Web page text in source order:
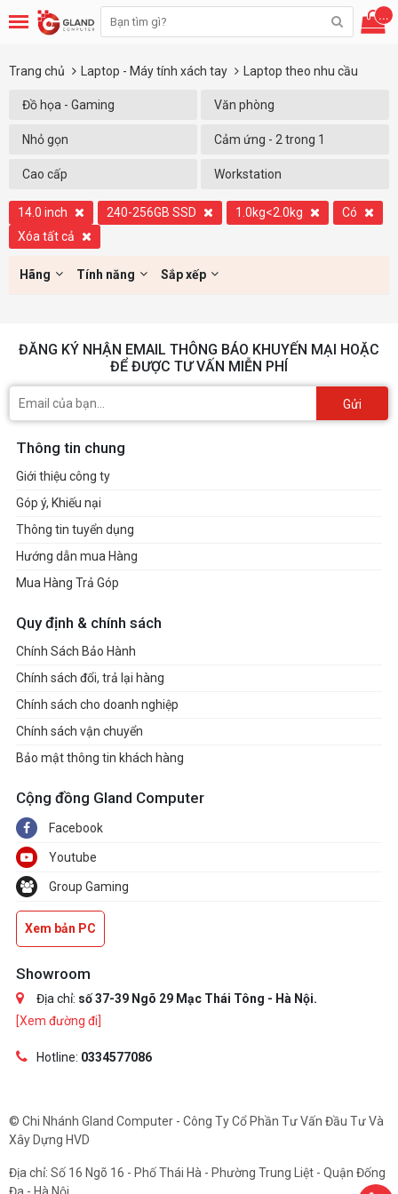
...
Trang chủ Laptop - Máy tính xách tay Laptop theo nhu cầu
Đồ họa - Gaming Văn phòng
Nhỏ gọn Cảm ứng - 2 trong 1
Cao cấp Workstation
14.0 inch 240-256GB SSD 1.0kg<2.0kg
Có
Xóa tất cả
Hãng Tính năng Sắp xếp
ĐĂNG KÝ NHẬN EMAIL THÔNG BÁO KHUYẾN MẠI HOẶC
ĐỂ ĐƯỢC TƯ VẤN MIỄN PHÍ
Gửi
Thông tin chung
Giới thiệu công ty
Góp ý, Khiếu nại
Thông tin tuyển dụng
Hướng dẫn mua Hàng
Mua Hàng Trả Góp
Quy định & chính sách
Chính Sách Bảo Hành
Chính sách đổi, trả lại hàng
Chính sách cho doanh nghiệp
Chính sách vận chuyển
Bảo mật thông tin khách hàng
Cộng đồng Gland Computer
Facebook
Youtube
Group Gaming
Xem bản PC
Showroom
Địa chỉ: số 37-39 Ngõ 29 Mạc Thái Tông - Hà Nội.
[Xem đường đi]
Hotline: 0334577086
© Chi Nhánh Gland Computer - Công Ty Cổ Phần Tư Vấn Đầu Tư Và
Xây Dựng HVD
Địa chỉ: Số 16 Ngõ 16 - Phố Thái Hà - Phường Trung Liệt - Quận Đống